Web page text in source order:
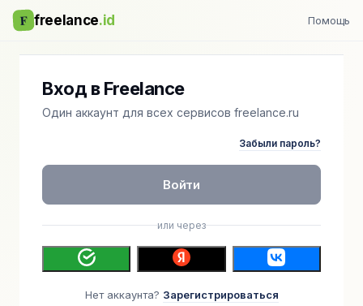
F freelance.id Помощь
Вход в Freelance
Один аккаунт для всех сервисов freelance.ru
Забыли пароль?
Войти
или через
Нет аккаунта? Зарегистрироваться